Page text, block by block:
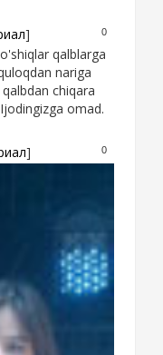
0
]
qalblarga
nariga
chiqara
omad.
0
]